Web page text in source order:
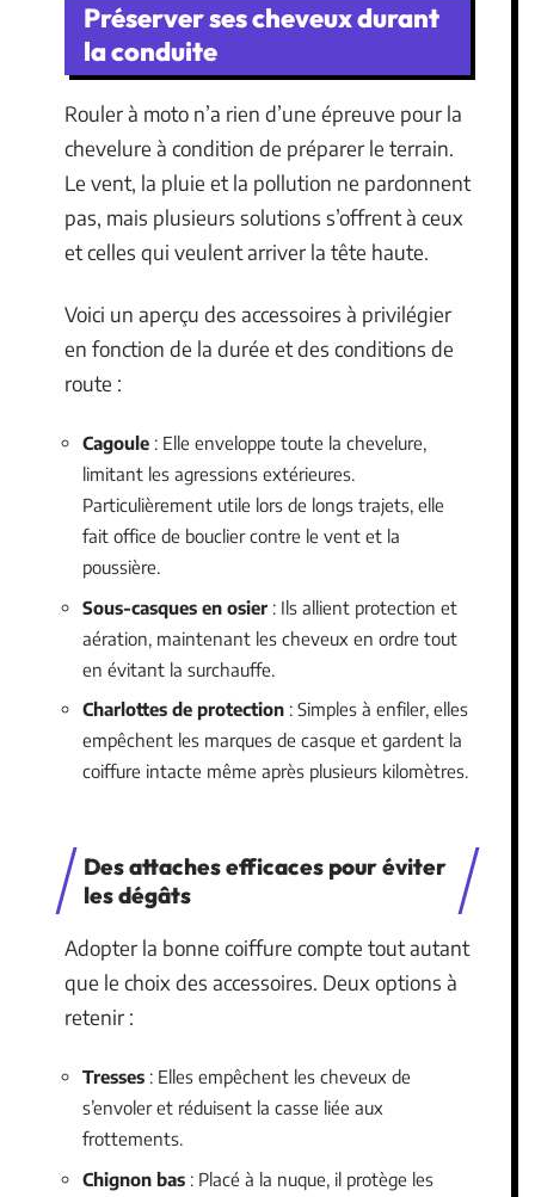
Préserver ses cheveux durant
la conduite
Rouler à moto n’a rien d’une épreuve pour la
chevelure à condition de préparer le terrain.
Le vent, la pluie et la pollution ne pardonnent
pas, mais plusieurs solutions s’offrent à ceux
et celles qui veulent arriver la tête haute.
Voici un aperçu des accessoires à privilégier
en fonction de la durée et des conditions de
route :
Cagoule : Elle enveloppe toute la chevelure,
limitant les agressions extérieures.
Particulièrement utile lors de longs trajets, elle
fait office de bouclier contre le vent et la
poussière.
Sous-casques en osier : Ils allient protection et
aération, maintenant les cheveux en ordre tout
en évitant la surchauffe.
Charlottes de protection : Simples à enfiler, elles
empêchent les marques de casque et gardent la
coiffure intacte même après plusieurs kilomètres.
Des attaches efficaces pour éviter
les dégâts
Adopter la bonne coiffure compte tout autant
que le choix des accessoires. Deux options à
retenir :
Tresses : Elles empêchent les cheveux de
s’envoler et réduisent la casse liée aux
frottements.
Chignon bas : Placé à la nuque, il protège les